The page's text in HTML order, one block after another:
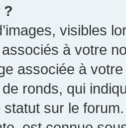
?
visibles
à votre
associée à
ronds, qui
sur le